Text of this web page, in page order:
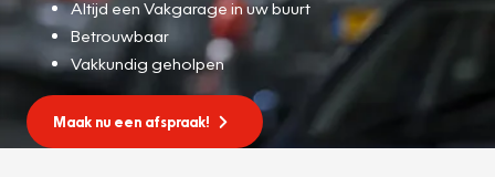
Altijd een Vakgarage in uw buurt
Betrouwbaar
Vakkundig geholpen
Maak nu een afspraak!